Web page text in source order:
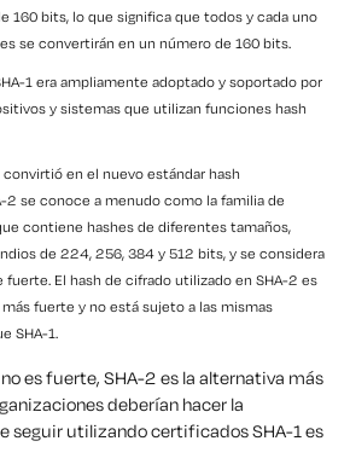
160 bits, lo que significa que todos y cada uno
se convertirán en un número de 160 bits.
1 era ampliamente adoptado y soportado por
y sistemas que utilizan funciones hash
convirtió en el nuevo estándar hash
2 se conoce a menudo como la familia de
contiene hashes de diferentes tamaños,
de 224, 256, 384 y 512 bits, y se considera
El hash de cifrado utilizado en SHA-2 es
fuerte y no está sujeto a las mismas
SHA-1.
no es fuerte, SHA-2 es la alternativa más
deberían hacer la
seguir utilizando certificados SHA-1 es